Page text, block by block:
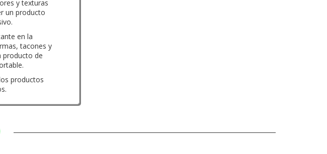
y texturas
un producto
en la
tacones y
producto de
productos